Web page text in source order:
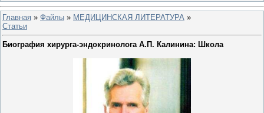
Главная » Файлы » МЕДИЦИНСКАЯ ЛИТЕРАТУРА »
Статьи
Биография хирурга-эндокринолога А.П. Калинина: Школа